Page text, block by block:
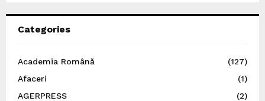
Categories
Academia Română
(127)
Afaceri
(1)
AGERPRESS
(2)